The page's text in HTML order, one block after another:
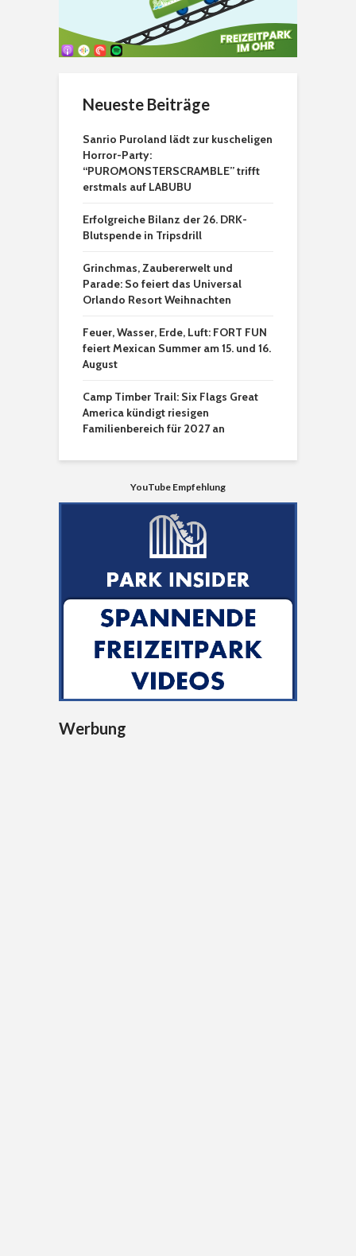
Neueste Beiträge
Sanrio Puroland lädt zur kuscheligen
Horror-Party:
“PUROMONSTERSCRAMBLE” trifft
erstmals auf LABUBU
Erfolgreiche Bilanz der 26. DRK-
Blutspende in Tripsdrill
Grinchmas, Zaubererwelt und
Parade: So feiert das Universal
Orlando Resort Weihnachten
Feuer, Wasser, Erde, Luft: FORT FUN
feiert Mexican Summer am 15. und 16.
August
Camp Timber Trail: Six Flags Great
America kündigt riesigen
Familienbereich für 2027 an
YouTube Empfehlung
Werbung